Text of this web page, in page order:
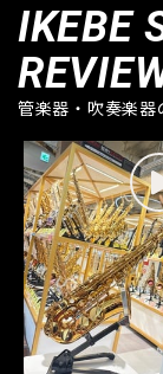
IKEBE
管楽器・吹奏楽器